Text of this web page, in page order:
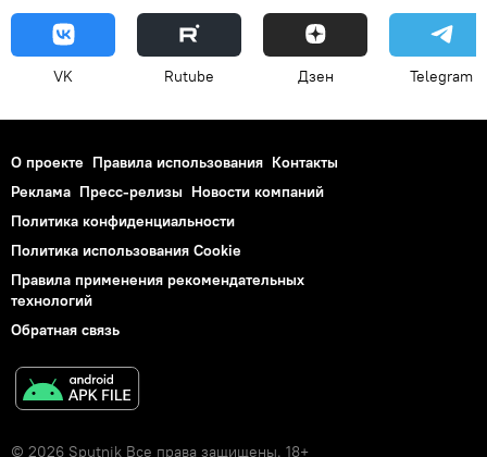
VK Rutube Дзен Telegram
О проекте Правила использования Контакты
Реклама Пресс-релизы Новости компаний
Политика конфиденциальности
Политика использования Cookie
Правила применения рекомендательных
технологий
Обратная связь
© 2026 Sputnik Все права защищены. 18+